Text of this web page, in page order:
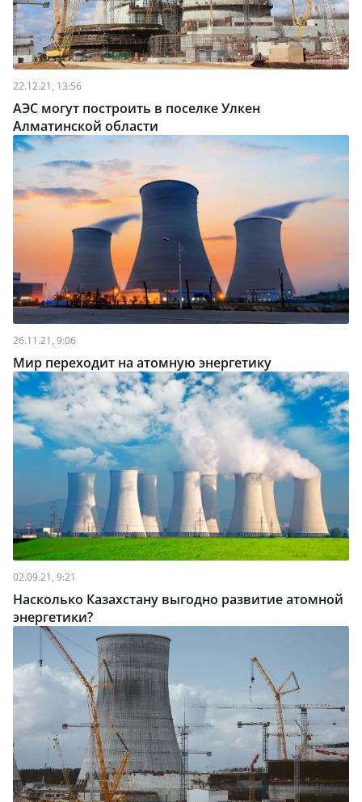
22.12.21, 13:56
АЭС могут построить в поселке Улкен
Алматинской области
26.11.21, 9:06
Мир переходит на атомную энергетику
02.09.21, 9:21
Насколько Казахстану выгодно развитие атомной
энергетики?